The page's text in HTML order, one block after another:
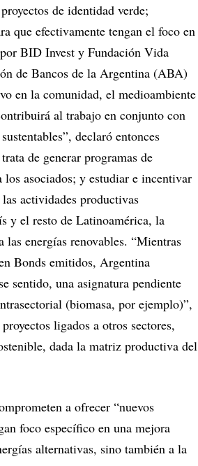
de identidad verde;
que efectivamente tengan el foco en
BID Invest y Fundación Vida
de Bancos de la Argentina (ABA)
en la comunidad, el medioambiente
al trabajo en conjunto con
declaró entonces
de generar programas de
asociados; y estudiar e incentivar
actividades productivas
y el resto de Latinoamérica, la
las energías renovables. “Mientras
Bonds emitidos, Argentina
sentido, una asignatura pendiente
(biomasa, por ejemplo)”,
ligados a otros sectores,
dada la matriz productiva del
a ofrecer “nuevos
foco específico en una mejora
alternativas, sino también a la